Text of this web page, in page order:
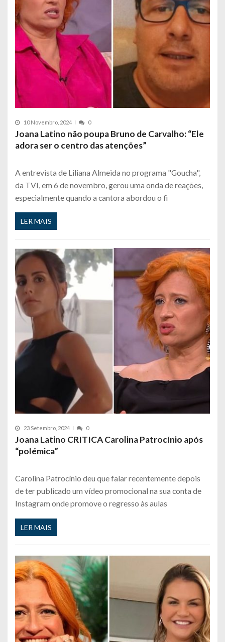
10 Novembro, 2024 0
Joana Latino não poupa Bruno de Carvalho: “Ele
adora ser o centro das atenções”
A entrevista de Liliana Almeida no programa "Goucha",
da TVI, em 6 de novembro, gerou uma onda de reações,
especialmente quando a cantora abordou o fi
LER MAIS
23 Setembro, 2024 0
Joana Latino CRITICA Carolina Patrocínio após
“polémica”
Carolina Patrocínio deu que falar recentemente depois
de ter publicado um vídeo promocional na sua conta de
Instagram onde promove o regresso às aulas
LER MAIS